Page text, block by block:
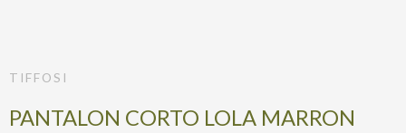
TIFFOSI
PANTALON CORTO LOLA MARRON